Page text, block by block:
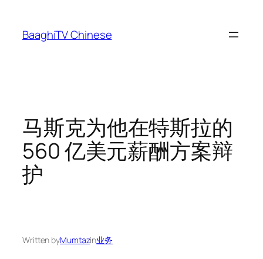
content
BaaghiTV Chinese
马斯克为他在特斯拉的
560 亿美元薪酬方案辩
护
Written byMumtazin业务